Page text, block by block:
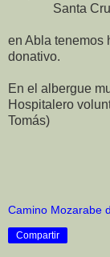
Santa Cruz
en Abla tenemos
donativo. (
En el albergue
Hospitalero
Tomás)
Camino Mozarabe
Compartir